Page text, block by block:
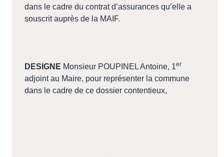
dans le cadre du contrat d’assurances qu’elle a
souscrit auprès de la MAIF.
DESIGNE Monsieur POUPINEL Antoine, 1er
adjoint au Maire, pour représenter la commune
dans le cadre de ce dossier contentieux,